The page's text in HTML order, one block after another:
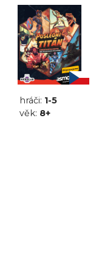
hráči: 1-5
věk: 8+